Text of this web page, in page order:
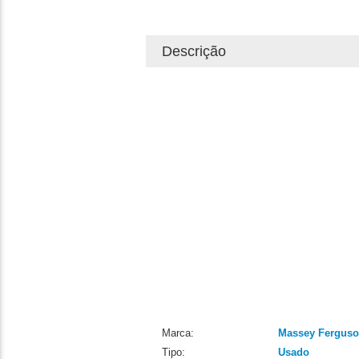
Descrição
Marca:
Massey
Tipo:
Usado